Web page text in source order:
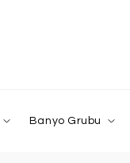
Banyo Grubu